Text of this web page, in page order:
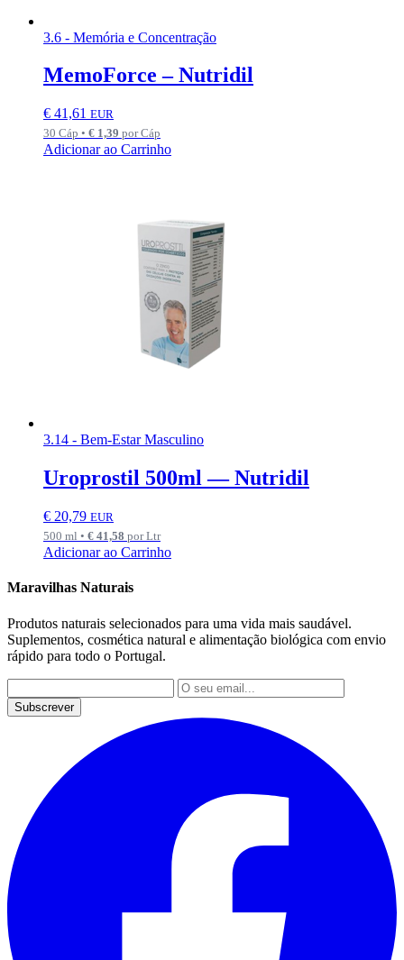
3.6 - Memória e Concentração
MemoForce – Nutridil
€ 41,61 EUR
30 Cáp • € 1,39 por Cáp
Adicionar ao Carrinho
3.14 - Bem-Estar Masculino
Uroprostil 500ml — Nutridil
€ 20,79 EUR
500 ml • € 41,58 por Ltr
Adicionar ao Carrinho
Maravilhas Naturais
Produtos naturais selecionados para uma vida mais saudável.
Suplementos, cosmética natural e alimentação biológica com envio
rápido para todo o Portugal.
Subscrever